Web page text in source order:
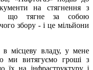
на стягнення з
що тягне за собою
збору - і це мільйони
місцеву владу, у мене
ми витягуємо гроші з